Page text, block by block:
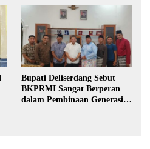
Bupati Deliserdang Sebut
BKPRMI Sangat Berperan
dalam Pembinaan Generasi